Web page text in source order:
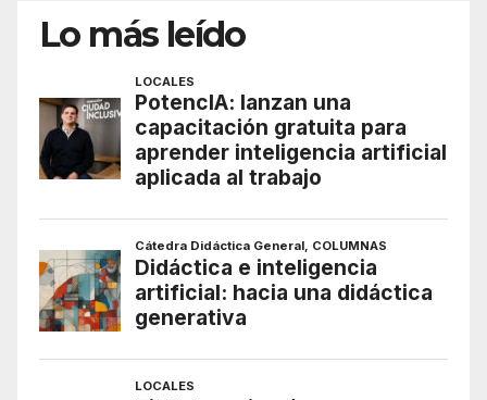
Lo más leído